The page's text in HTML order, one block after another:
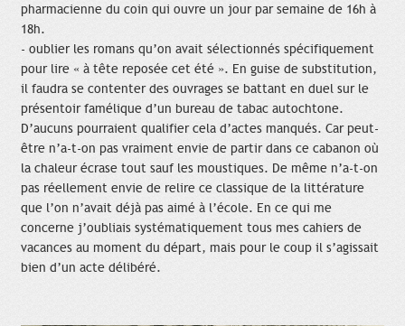
pharmacienne du coin qui ouvre un jour par semaine de 16h à
18h.
- oublier les romans qu’on avait sélectionnés spécifiquement
pour lire « à tête reposée cet été ». En guise de substitution,
il faudra se contenter des ouvrages se battant en duel sur le
présentoir famélique d’un bureau de tabac autochtone.
D’aucuns pourraient qualifier cela d’actes manqués. Car peut-
être n’a-t-on pas vraiment envie de partir dans ce cabanon où
la chaleur écrase tout sauf les moustiques. De même n’a-t-on
pas réellement envie de relire ce classique de la littérature
que l’on n’avait déjà pas aimé à l’école. En ce qui me
concerne j’oubliais systématiquement tous mes cahiers de
vacances au moment du départ, mais pour le coup il s’agissait
bien d’un acte délibéré.